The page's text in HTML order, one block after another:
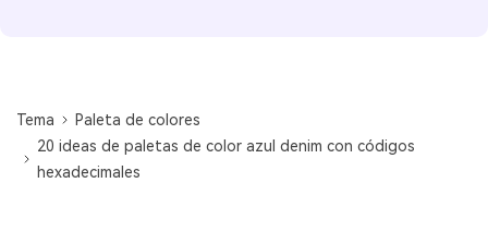
Tema
Paleta de colores
20 ideas de paletas de color azul denim con códigos
hexadecimales